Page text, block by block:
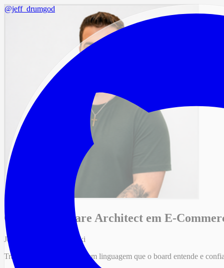
@jeff_drumgod
CTO & Software Architect em
Jefferson Rafael Kozerski
Traduzo decisões técnicas em linguagem que o board entende e